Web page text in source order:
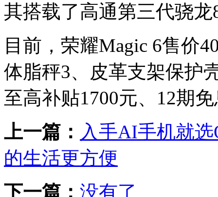
其搭载了高通第三代骁
目前，荣耀Magic 6售价
体脂秤3、皮革支架保护
至高补贴1700元、12期
上一篇： 入手AI手机就选
的生活更方便
下一篇： 没有了